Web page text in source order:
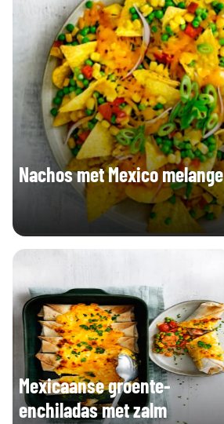
Zout (g)
0,01 g
Vitamine B9 total (µg)
45,6
µg
Nachos met Mexico melange
Mexicaanse groente-
enchiladas met zalm